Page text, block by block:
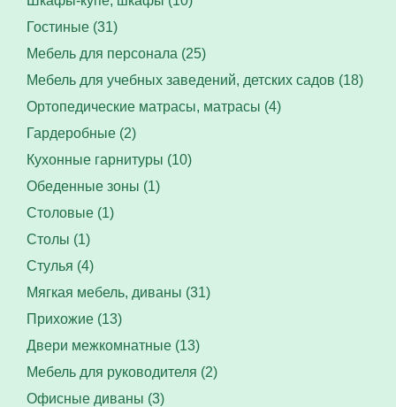
Гостиные (31)
Мебель для персонала (25)
Мебель для учебных заведений, детских садов (18)
Ортопедические матрасы, матрасы (4)
Гардеробные (2)
Кухонные гарнитуры (10)
Обеденные зоны (1)
Столовые (1)
Столы (1)
Стулья (4)
Мягкая мебель, диваны (31)
Прихожие (13)
Двери межкомнатные (13)
Мебель для руководителя (2)
Офисные диваны (3)